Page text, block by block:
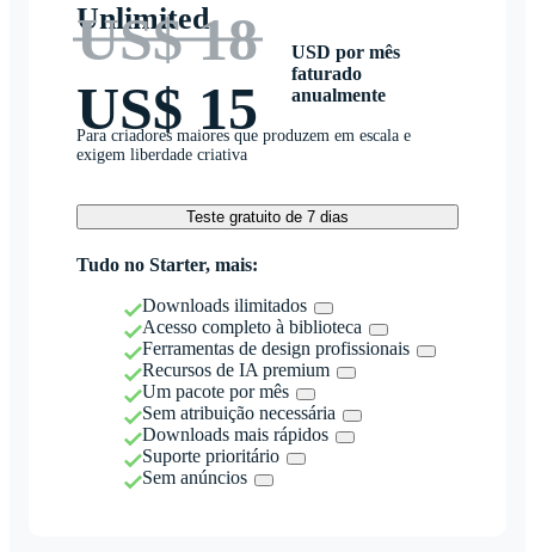
Unlimited
US$ 18
US$ 15
USD por mês
faturado
anualmente
Para criadores maiores que produzem em escala e
exigem liberdade criativa
Teste gratuito de 7 dias
Tudo no Starter, mais:
Downloads ilimitados
Acesso completo à biblioteca
Ferramentas de design profissionais
Recursos de IA premium
Um pacote por mês
Sem atribuição necessária
Downloads mais rápidos
Suporte prioritário
Sem anúncios